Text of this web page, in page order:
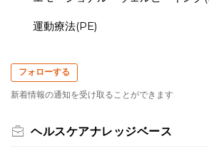
運動療法(PE)
フォローする
新着情報の通知を受け取ることができます
ヘルスケアナレッジベース